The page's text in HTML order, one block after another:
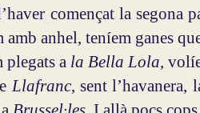
començat la segona
amb anhel, teníem ganes
plegats a la Bella Lola,
Llafranc, sent